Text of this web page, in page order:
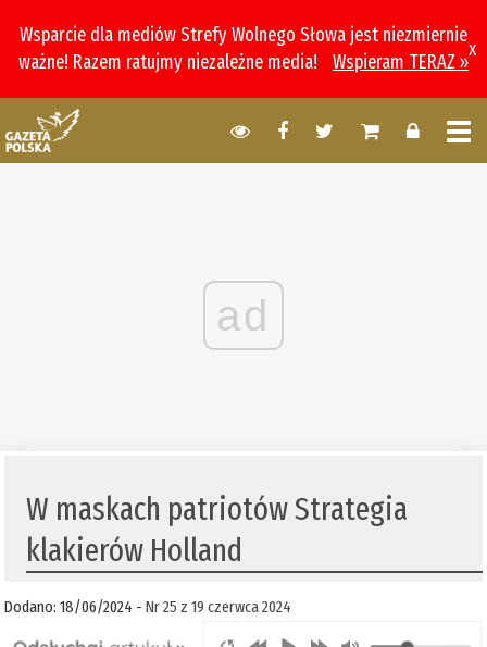
Wsparcie dla mediów Strefy Wolnego Słowa jest niezmiernie
ważne! Razem ratujmy niezależne media!
Wspieram TERAZ »
x
ad
W maskach patriotów Strategia
klakierów Holland
Dodano: 18/06/2024 -Nr 25 z 19 czerwca 2024